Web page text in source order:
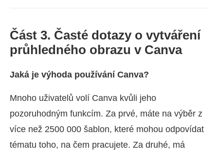
Část 3. Časté dotazy o vytváření
průhledného obrazu v Canva
Jaká je výhoda používání Canva?
Mnoho uživatelů volí Canva kvůli jeho
pozoruhodným funkcím. Za prvé, máte na výběr z
více než 2500 000 šablon, které mohou odpovídat
tématu toho, na čem pracujete. Za druhé, má